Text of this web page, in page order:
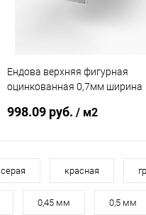
Ендова верхняя фигурная
оцинкованная 0,7мм ширина
998.09 руб. / м2
В корзину
Купить в 1 клик
серая красная
0,45 мм 0,5 мм